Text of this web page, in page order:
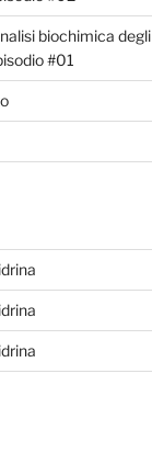
biochimica degli
#01